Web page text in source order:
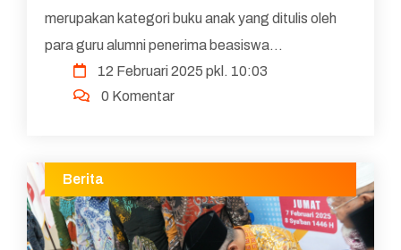
merupakan kategori buku anak yang ditulis oleh
para guru alumni penerima beasiswa
microcredential literasi pada Teachers College
Columbia University, Amerika Serik...
12 Februari 2025 pkl. 10:03
0 Komentar
Berita